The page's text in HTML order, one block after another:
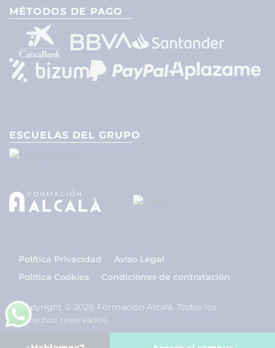
MÉTODOS DE PAGO
ESCUELAS DEL GRUPO
Política Privacidad
Aviso Legal
Política Cookies
Condiciones de contratación
Copyright © 2026 Formación Alcalá. Todos los
derechos reservados.